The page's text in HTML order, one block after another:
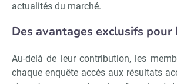
actualités du marché.
Des avantages exclusifs pour
Au-delà de leur contribution, les
chaque enquête accès aux résultats